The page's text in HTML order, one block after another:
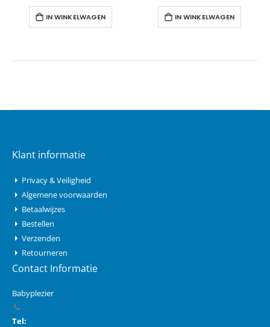
IN WINKELWAGEN IN WINKELWAGEN
Klant informatie
Privacy & Veiligheid
Algemene voorwaarden
Betaalwijzes
Bestellen
Verzenden
Retourneren
Contact Informatie
Babyplezier
Tel: